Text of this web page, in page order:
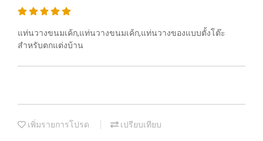
แท่นวางขนมเค้ก,แท่นวางขนมเค้ก,แท่นวางของแบบตั้งโต๊ะ
สำหรับตกแต่งบ้าน
เพิ่มรายการโปรด เปรียบเทียบ